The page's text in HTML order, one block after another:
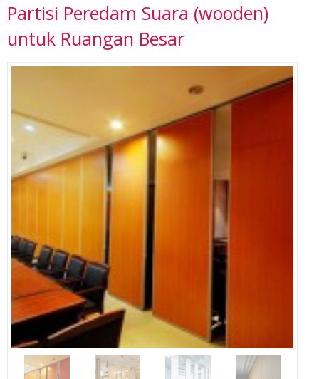
Partisi Peredam Suara (wooden)
untuk Ruangan Besar